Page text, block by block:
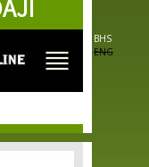
BHS
ENG